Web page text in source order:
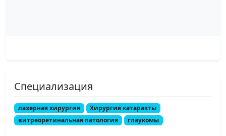
Специализация
лазерная хирургия
Хирургия катаракты
витреоретинальная патология
глаукомы